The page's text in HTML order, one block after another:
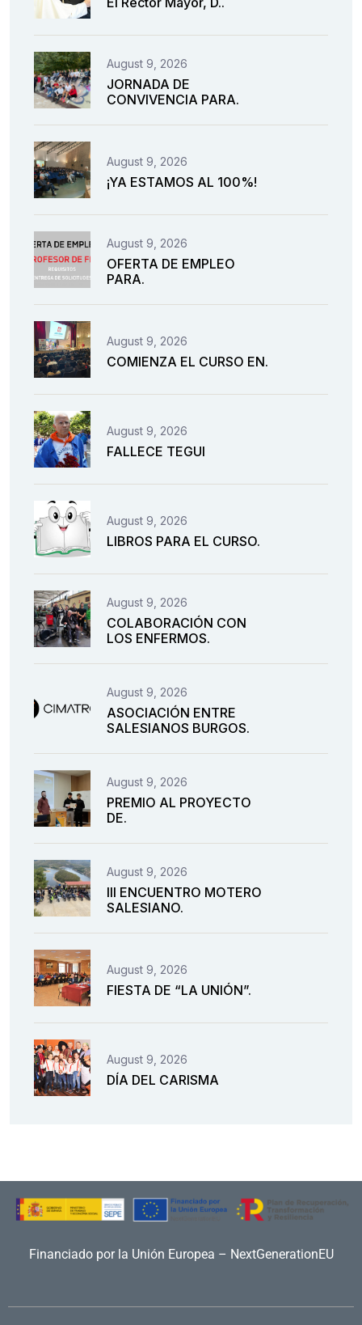
August 9, 2026
JORNADA DE
CONVIVENCIA PARA.
August 9, 2026
¡YA ESTAMOS AL 100%!
August 9, 2026
OFERTA DE EMPLEO
PARA.
August 9, 2026
COMIENZA EL CURSO EN.
August 9, 2026
FALLECE TEGUI
August 9, 2026
LIBROS PARA EL CURSO.
August 9, 2026
COLABORACIÓN CON
LOS ENFERMOS.
August 9, 2026
ASOCIACIÓN ENTRE
SALESIANOS BURGOS.
August 9, 2026
PREMIO AL PROYECTO
DE.
August 9, 2026
III ENCUENTRO MOTERO
SALESIANO.
August 9, 2026
FIESTA DE “LA UNIÓN”.
August 9, 2026
DÍA DEL CARISMA
Financiado por la Unión Europea – NextGenerationEU